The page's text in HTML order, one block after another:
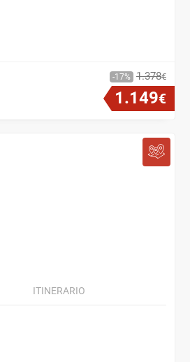
17 1.378€
1.149€
ITINERARIO